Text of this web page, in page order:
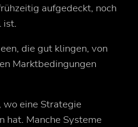
aufgedeckt, noch
ist.
die gut klingen, von
Marktbedingungen
wo eine Strategie
hat. Manche Systeme